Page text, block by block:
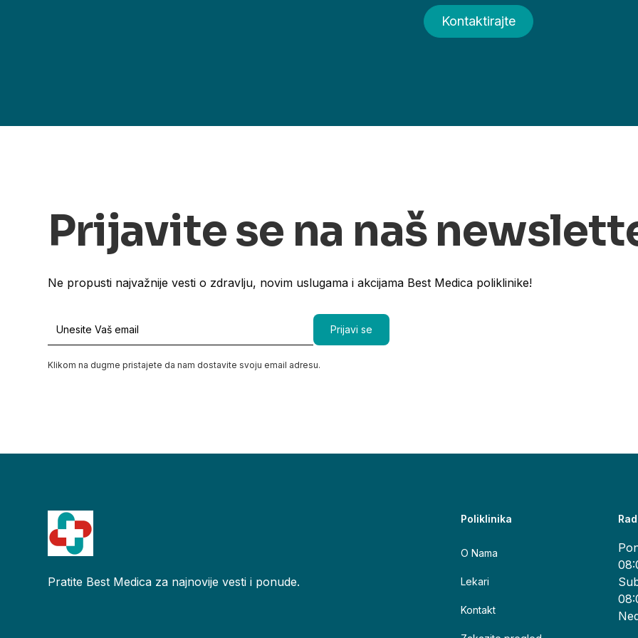
Kontaktirajte
Prijavite se na naš
Ne propusti najvažnije vesti o zdravlju, novim uslugama i akcijama Best Medica poliklinike!
Klikom na dugme pristajete da nam dostavite svoju email adresu.
Pratite Best Medica za najnovije vesti i ponude.
Poliklinika
O Nama
Lekari
Kontakt